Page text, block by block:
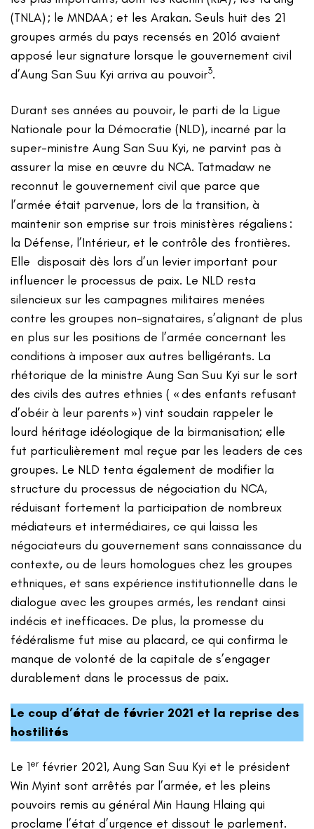
(TNLA) ; le MNDAA ; et les Arakan. Seuls huit des 21
groupes armés du pays recensés en 2016 avaient
apposé leur signature lorsque le gouvernement civil
d’Aung San Suu Kyi arriva au pouvoir3.
Durant ses années au pouvoir, le parti de la Ligue
Nationale pour la Démocratie (NLD), incarné par la
super-ministre Aung San Suu Kyi, ne parvint pas à
assurer la mise en œuvre du NCA. Tatmadaw ne
reconnut le gouvernement civil que parce que
l’armée était parvenue, lors de la transition, à
maintenir son emprise sur trois ministères régaliens :
la Défense, l’Intérieur, et le contrôle des frontières.
Elle disposait dès lors d’un levier important pour
influencer le processus de paix. Le NLD resta
silencieux sur les campagnes militaires menées
contre les groupes non-signataires, s’alignant de plus
en plus sur les positions de l’armée concernant les
conditions à imposer aux autres belligérants. La
rhétorique de la ministre Aung San Suu Kyi sur le sort
des civils des autres ethnies ( « des enfants refusant
d’obéir à leur parents ») vint soudain rappeler le
lourd héritage idéologique de la birmanisation; elle
fut particulièrement mal reçue par les leaders de ces
groupes. Le NLD tenta également de modifier la
structure du processus de négociation du NCA,
réduisant fortement la participation de nombreux
médiateurs et intermédiaires, ce qui laissa les
négociateurs du gouvernement sans connaissance du
contexte, ou de leurs homologues chez les groupes
ethniques, et sans expérience institutionnelle dans le
dialogue avec les groupes armés, les rendant ainsi
indécis et inefficaces. De plus, la promesse du
fédéralisme fut mise au placard, ce qui confirma le
manque de volonté de la capitale de s’engager
durablement dans le processus de paix.
Le coup d’état de février 2021 et la reprise des
hostilités
Le 1er février 2021, Aung San Suu Kyi et le président
Win Myint sont arrêtés par l’armée, et les pleins
pouvoirs remis au général Min Haung Hlaing qui
proclame l’état d’urgence et dissout le parlement.